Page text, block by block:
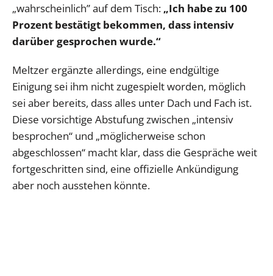
„wahrscheinlich” auf dem Tisch: „Ich habe zu 100
Prozent bestätigt bekommen, dass intensiv
darüber gesprochen wurde.“
Meltzer ergänzte allerdings, eine endgültige
Einigung sei ihm nicht zugespielt worden, möglich
sei aber bereits, dass alles unter Dach und Fach ist.
Diese vorsichtige Abstufung zwischen „intensiv
besprochen“ und „möglicherweise schon
abgeschlossen“ macht klar, dass die Gespräche weit
fortgeschritten sind, eine offizielle Ankündigung
aber noch ausstehen könnte.